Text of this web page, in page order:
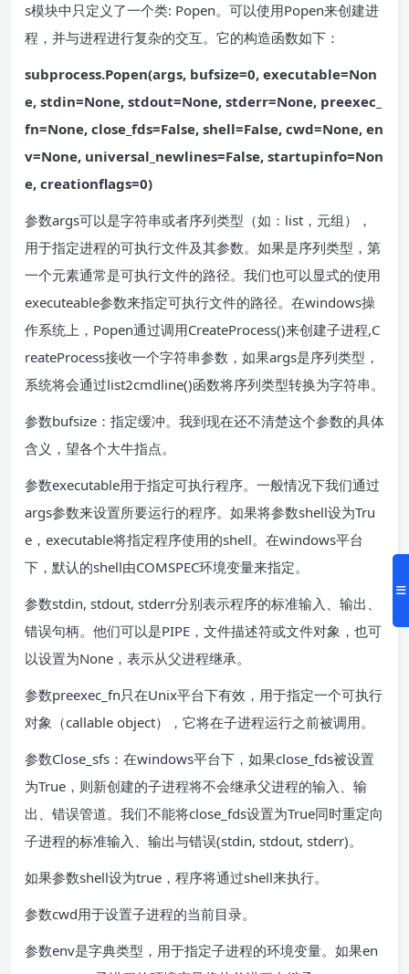
s模块中只定义了一个类: Popen。可以使用Popen来创建进
程，并与进程进行复杂的交互。它的构造函数如下：
subprocess.Popen(args, bufsize=0, executable=Non
e, stdin=None, stdout=None, stderr=None, preexec_
fn=None, close_fds=False, shell=False, cwd=None, en
v=None, universal_newlines=False, startupinfo=Non
e, creationflags=0)
参数args可以是字符串或者序列类型（如：list，元组），
用于指定进程的可执行文件及其参数。如果是序列类型，第
一个元素通常是可执行文件的路径。我们也可以显式的使用
executeable参数来指定可执行文件的路径。在windows操
作系统上，Popen通过调用CreateProcess()来创建子进程,C
reateProcess接收一个字符串参数，如果args是序列类型，
系统将会通过list2cmdline()函数将序列类型转换为字符串。
参数bufsize：指定缓冲。我到现在还不清楚这个参数的具体
含义，望各个大牛指点。
参数executable用于指定可执行程序。一般情况下我们通过
args参数来设置所要运行的程序。如果将参数shell设为Tru
e，executable将指定程序使用的shell。在windows平台
下，默认的shell由COMSPEC环境变量来指定。
参数stdin, stdout, stderr分别表示程序的标准输入、输出、
错误句柄。他们可以是PIPE，文件描述符或文件对象，也可
以设置为None，表示从父进程继承。
参数preexec_fn只在Unix平台下有效，用于指定一个可执行
对象（callable object），它将在子进程运行之前被调用。
参数Close_sfs：在windows平台下，如果close_fds被设置
为True，则新创建的子进程将不会继承父进程的输入、输
出、错误管道。我们不能将close_fds设置为True同时重定向
子进程的标准输入、输出与错误(stdin, stdout, stderr)。
如果参数shell设为true，程序将通过shell来执行。
参数cwd用于设置子进程的当前目录。
参数env是字典类型，用于指定子进程的环境变量。如果en